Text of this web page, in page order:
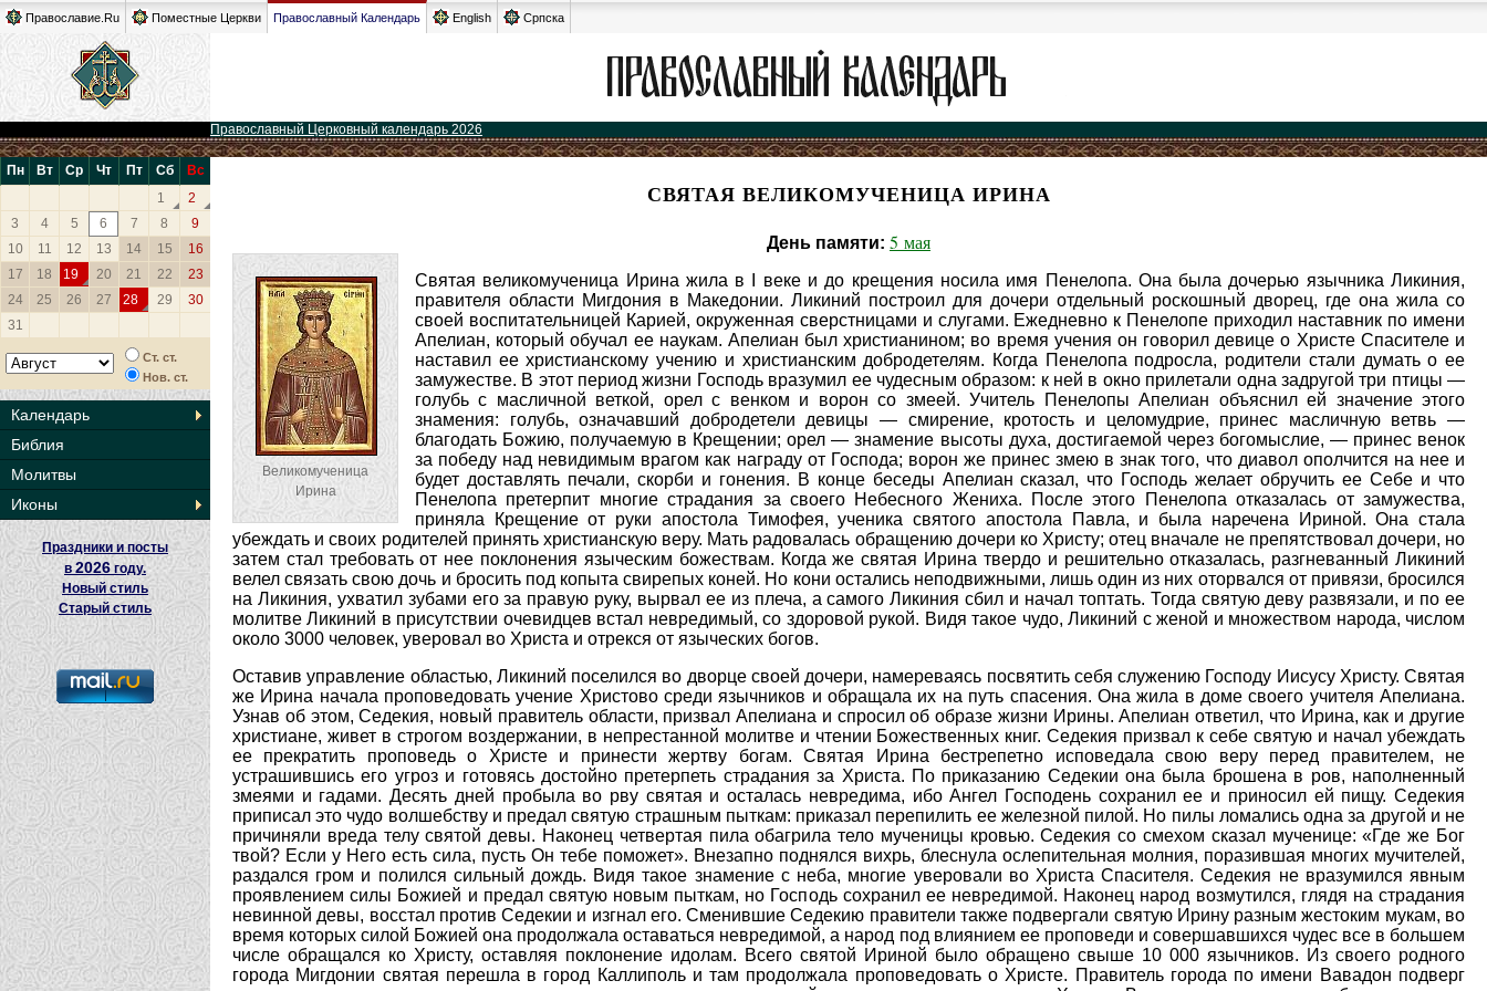
Православие.Ru Поместные Церкви Православный Календарь English Српска
Православный Церковный календарь 2026
Пн Вт Ср Чт Пт Сб
Вс
1
2
3
4 5 6 7 8
9
10
11 12 13 14 15
16
17
18 19 20 21 22
23
24
25 26 27 28 29
30
31
Ст. ст.
Нов. ст.
Календарь
Библия
Молитвы
Иконы
Праздники и посты
в 2026 году.
Новый стиль
Старый стиль
СВЯТАЯ ВЕЛИКОМУЧЕНИЦА ИРИНА
День памяти: 5 мая
Великомученица
Ирина
Святая великомученица Ирина жила в I веке и до крещения носила имя Пенелопа. Она была дочерью язычника Ликиния,
правителя области Мигдония в Македонии. Ликиний построил для дочери отдельный роскошный дворец, где она жила со
своей воспитательницей Карией, окруженная сверстницами и слугами. Ежедневно к Пенелопе приходил наставник по имени
Апелиан, который обучал ее наукам. Апелиан был христианином; во время учения он говорил девице о Христе Спасителе и
наставил ее христианскому учению и христианским добродетелям. Когда Пенелопа подросла, родители стали думать о ее
замужестве. В этот период жизни Господь вразумил ее чудесным образом: к ней в окно прилетали одна задругой три птицы —
голубь с масличной веткой, орел с венком и ворон со змеей. Учитель Пенелопы Апелиан объяснил ей значение этого
знамения: голубь, означавший добродетели девицы — смирение, кротость и целомудрие, принес масличную ветвь —
благодать Божию, получаемую в Крещении; орел — знамение высоты духа, достигаемой через богомыслие, — принес венок
за победу над невидимым врагом как награду от Господа; ворон же принес змею в знак того, что диавол ополчится на нее и
будет доставлять печали, скорби и гонения. В конце беседы Апелиан сказал, что Господь желает обручить ее Себе и что
Пенелопа претерпит многие страдания за своего Небесного Жениха. После этого Пенелопа отказалась от замужества,
приняла Крещение от руки апостола Тимофея, ученика святого апостола Павла, и была наречена Ириной. Она стала
убеждать и своих родителей принять христианскую веру. Мать радовалась обращению дочери ко Христу; отец вначале не препятствовал дочери, но
затем стал требовать от нее поклонения языческим божествам. Когда же святая Ирина твердо и решительно отказалась, разгневанный Ликиний
велел связать свою дочь и бросить под копыта свирепых коней. Но кони остались неподвижными, лишь один из них оторвался от привязи, бросился
на Ликиния, ухватил зубами его за правую руку, вырвал ее из плеча, а самого Ликиния сбил и начал топтать. Тогда святую деву развязали, и по ее
молитве Ликиний в присутствии очевидцев встал невредимый, со здоровой рукой. Видя такое чудо, Ликиний с женой и множеством народа, числом
около 3000 человек, уверовал во Христа и отрекся от языческих богов.
Оставив управление областью, Ликиний поселился во дворце своей дочери, намереваясь посвятить себя служению Господу Иисусу Христу. Святая
же Ирина начала проповедовать учение Христово среди язычников и обращала их на путь спасения. Она жила в доме своего учителя Апелиана.
Узнав об этом, Седекия, новый правитель области, призвал Апелиана и спросил об образе жизни Ирины. Апелиан ответил, что Ирина, как и другие
христиане, живет в строгом воздержании, в непрестанной молитве и чтении Божественных книг. Седекия призвал к себе святую и начал убеждать
ее прекратить проповедь о Христе и принести жертву богам. Святая Ирина бестрепетно исповедала свою веру перед правителем, не
устрашившись его угроз и готовясь достойно претерпеть страдания за Христа. По приказанию Седекии она была брошена в ров, наполненный
змеями и гадами. Десять дней пробыла во рву святая и осталась невредима, ибо Ангел Господень сохранил ее и приносил ей пищу. Седекия
приписал это чудо волшебству и предал святую страшным пыткам: приказал перепилить ее железной пилой. Но пилы ломались одна за другой и не
причиняли вреда телу святой девы. Наконец четвертая пила обагрила тело мученицы кровью. Седекия со смехом сказал мученице: «Где же Бог
твой? Если у Него есть сила, пусть Он тебе поможет». Внезапно поднялся вихрь, блеснула ослепительная молния, поразившая многих мучителей,
раздался гром и полился сильный дождь. Видя такое знамение с неба, многие уверовали во Христа Спасителя. Седекия не вразумился явным
проявлением силы Божией и предал святую новым пыткам, но Господь сохранил ее невредимой. Наконец народ возмутился, глядя на страдания
невинной девы, восстал против Седекии и изгнал его. Сменившие Седекию правители также подвергали святую Ирину разным жестоким мукам, во
время которых силой Божией она продолжала оставаться невредимой, а народ под влиянием ее проповеди и совершавшихся чудес все в большем
числе обращался ко Христу, оставляя поклонение идолам. Всего святой Ириной было обращено свыше 10 000 язычников. Из своего родного
города Мигдонии святая перешла в город Каллиполь и там продолжала проповедовать о Христе. Правитель города по имени Вавадон подверг